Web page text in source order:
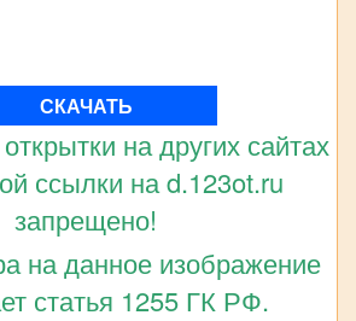
СКАЧАТЬ
на других сайтах
ссылки на d.123ot.ru
запрещено!
на данное изображение
статья 1255 ГК РФ.